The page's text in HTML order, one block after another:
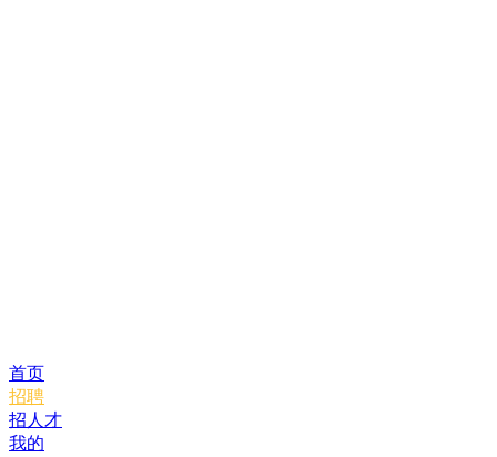
首页
招聘
招人才
我的